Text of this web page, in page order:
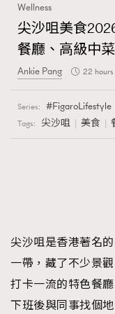
Wellness
尖沙咀美食
餐廳、高級中菜
Ankie Pang 22
Series: FigaroLifestyle
Tags: 尖沙咀 美食
尖沙咀是香港著名
一帶，藏了不少景
打卡一流的特色餐
下班後與同事找個